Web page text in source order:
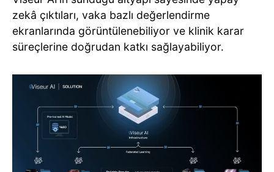
zekâ çıktıları, vaka bazlı değerlendirme
ekranlarında görüntülenebiliyor ve klinik karar
süreçlerine doğrudan katkı sağlayabiliyor.